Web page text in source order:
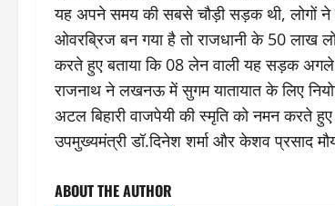
यह अपने समय की सबसे चौड़ी सड़क थी, लोगों
ओवरब्रिज बन गया है तो राजधानी के 50 लाख
करते हुए बताया कि 08 लेन वाली यह सड़क अगले
राजनाथ ने लखनऊ में सुगम यातायात के लिए
अटल बिहारी वाजपेयी की स्मृति को नमन करते
उपमुख्यमंत्री डॉ.दिनेश शर्मा और केशव प्रसाद
ABOUT THE AUTHOR